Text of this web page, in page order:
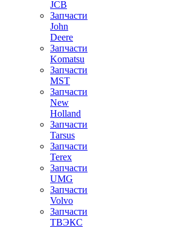
JCB
Запчасти
John
Deere
Запчасти
Komatsu
Запчасти
MST
Запчасти
New
Holland
Запчасти
Tarsus
Запчасти
Terex
Запчасти
UMG
Запчасти
Volvo
Запчасти
ТВЭКС